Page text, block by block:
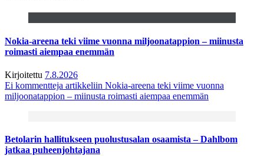
Nokia-areena teki viime vuonna miljoonatappion – miinusta
roimasti aiempaa enemmän
Kirjoitettu 7.8.2026
Ei kommentteja artikkeliin Nokia-areena teki viime vuonna
miljoonatappion – miinusta roimasti aiempaa enemmän
Betolarin hallitukseen puolustusalan osaamista – Dahlbom
jatkaa puheenjohtajana